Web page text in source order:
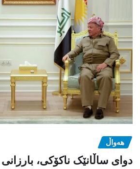
هەواڵ
دوای ساڵانێک ناکۆکی،